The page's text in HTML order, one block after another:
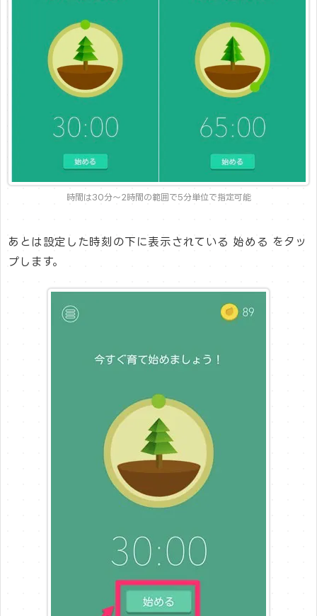
時間は30分〜2時間の範囲で5分単位で指定可能
あとは設定した時刻の下に表示されている 始める をタッ
プします。